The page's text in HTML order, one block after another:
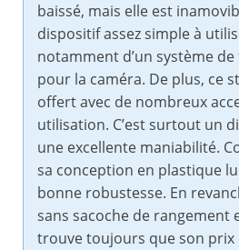
baissé, mais elle est
dispositif assez simple à
notamment d’un système
pour la caméra. De plus, ce
offert avec de nombreux
utilisation. C’est surtout un
une excellente maniabilité.
sa conception en plastique
bonne robustesse. En
sans sacoche de rangement
trouve toujours que son prix